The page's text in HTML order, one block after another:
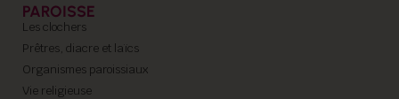
PAROISSE
Les clochers
Prêtres, diacre et laïcs
Organismes paroissiaux
Vie religieuse